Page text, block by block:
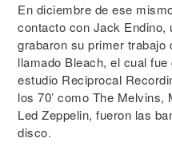
En diciembre de ese
contacto con Jack Endino,
grabaron su primer
llamado Bleach, el cual
estudio Reciprocal
los 70’ como The Melvins,
Led Zeppelin, fueron las
disco.